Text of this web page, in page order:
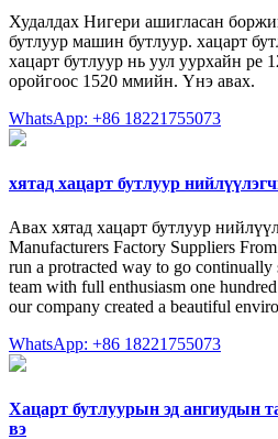
Худалдах Нигери ашигласан
бутлуур машин бутлуур. хацарт
хацарт бутлуур нь уул уурхайн pe
оройгоос 1520 ммийн. Үнэ авах.
WhatsApp: +86 18221755073
хятад хацарт бутлуур
Авах хятад хацарт бутлуур
Manufacturers Factory Suppliers
run a protracted way to go continually
team with full enthusiasm one
our company created a beautiful
WhatsApp: +86 18221755073
Хацарт бутлуурын эд ангиудын
вэ